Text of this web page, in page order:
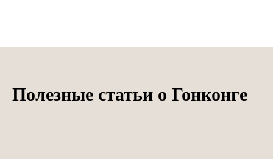
Полезные статьи о Гонконге